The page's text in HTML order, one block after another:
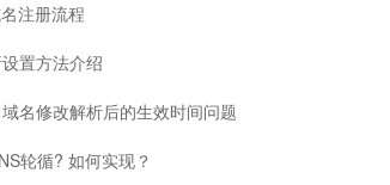
注册流程
置方法介绍
名修改解析后的生效时间问题
轮循? 如何实现？